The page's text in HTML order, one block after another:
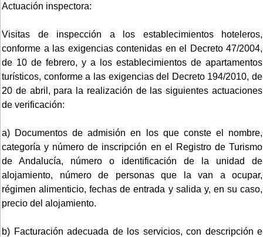
Actuación inspectora:
Visitas de inspección a los establecimientos hoteleros,
conforme a las exigencias contenidas en el Decreto 47/2004,
de 10 de febrero, y a los establecimientos de apartamentos
turísticos, conforme a las exigencias del Decreto 194/2010, de
20 de abril, para la realización de las siguientes actuaciones
de verificación:
a) Documentos de admisión en los que conste el nombre,
categoría y número de inscripción en el Registro de Turismo
de Andalucía, número o identificación de la unidad de
alojamiento, número de personas que la van a ocupar,
régimen alimenticio, fechas de entrada y salida y, en su caso,
precio del alojamiento.
b) Facturación adecuada de los servicios, con descripción e